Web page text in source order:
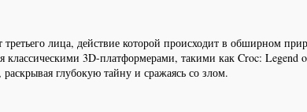
третьего лица, действие которой происходит в обширном
классическими 3D-платформерами, такими как Croc:
глубокую тайну и сражаясь со злом.